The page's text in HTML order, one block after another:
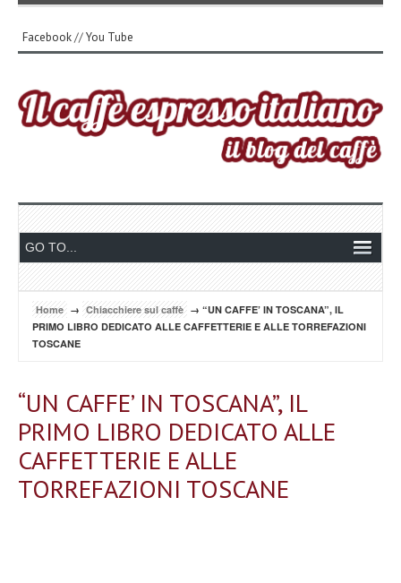
Facebook//You Tube
Home → Chiacchiere sul caffè → “UN CAFFE’ IN TOSCANA”, IL
PRIMO LIBRO DEDICATO ALLE CAFFETTERIE E ALLE TORREFAZIONI
TOSCANE
“UN CAFFE’ IN TOSCANA”, IL
PRIMO LIBRO DEDICATO ALLE
CAFFETTERIE E ALLE
TORREFAZIONI TOSCANE